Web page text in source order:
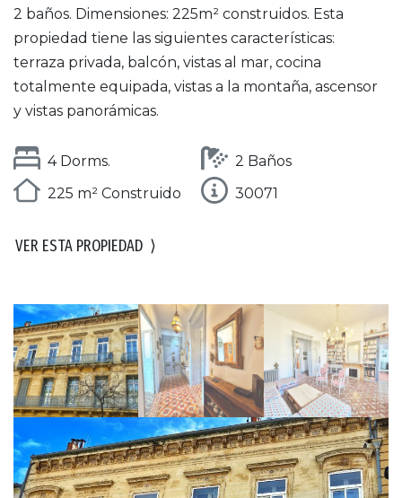
2 baños. Dimensiones: 225m² construidos. Esta
propiedad tiene las siguientes características:
terraza privada, balcón, vistas al mar, cocina
totalmente equipada, vistas a la montaña, ascensor
y vistas panorámicas.
4 Dorms.
2 Baños
225 m² Construido
30071
VER ESTA PROPIEDAD ⟩